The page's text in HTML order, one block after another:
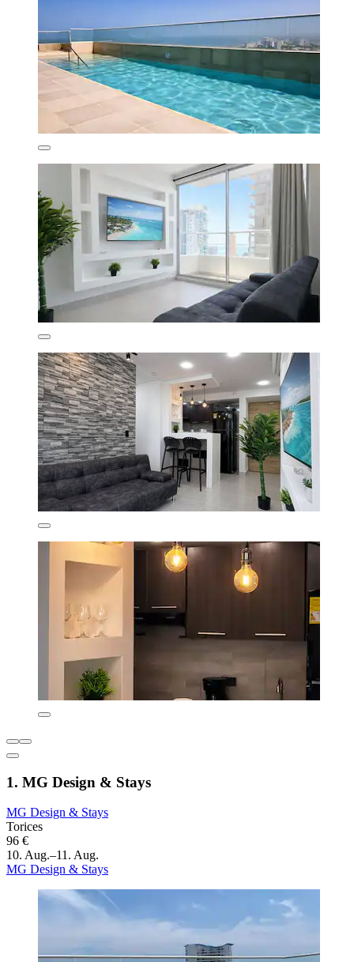
1. MG Design & Stays
MG Design & Stays
Torices
96 €
10. Aug.–11. Aug.
MG Design & Stays